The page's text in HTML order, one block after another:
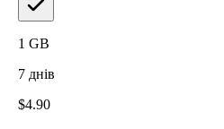
1 GB
7 днів
$4.90